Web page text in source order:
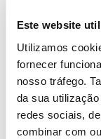
Este website
Utilizamos
fornecer
nosso tráfego.
da sua
redes sociais,
combinar com
do
cookies
do
são